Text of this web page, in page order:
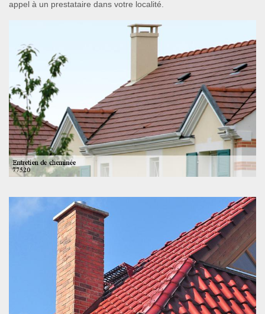
appel à un prestataire dans votre localité.